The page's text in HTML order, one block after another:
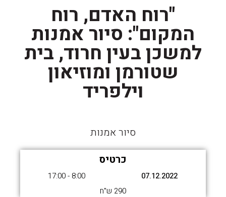
"רוח האדם, רוח
המקום": סיור אמנות
למשכן בעין חרוד, בית
שטורמן ומוזיאון
וילפריד
סיור אמנות
כרטיס
07.12.2022
8:00 - 17:00
290 ש"ח